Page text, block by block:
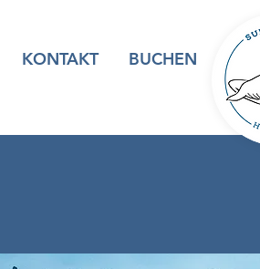
KONTAKT BUCHEN